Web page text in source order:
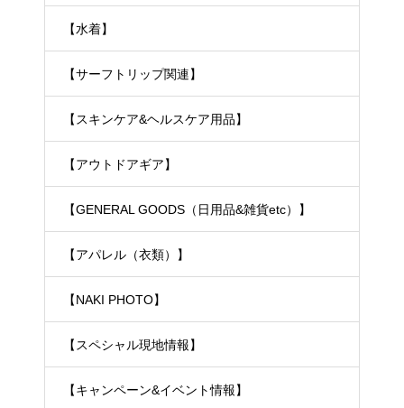
【水着】
【サーフトリップ関連】
【スキンケア&ヘルスケア用品】
【アウトドアギア】
【GENERAL GOODS（日用品&雑貨etc）】
【アパレル（衣類）】
【NAKI PHOTO】
【スペシャル現地情報】
【キャンペーン&イベント情報】